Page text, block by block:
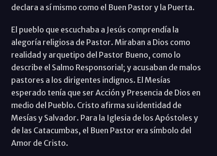
declara a sí mismo como el Buen Pastor y la Puerta.
El pueblo que escuchaba a Jesús comprendía la
alegoría religiosa de Pastor. Miraban a Dios como
realidad y arquetipo del Pastor Bueno, como lo
describe el Salmo Responsorial; y acusaban de malos
pastores a los dirigentes indignos. El Mesías
esperado tenía que ser Acción y Presencia de Dios en
medio del Pueblo. Cristo afirma su identidad de
Mesías y Salvador. Para la Iglesia de los Apóstoles y
de las Catacumbas, el Buen Pastor era símbolo del
Amor de Cristo.